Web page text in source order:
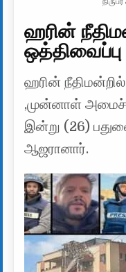
ஹரின்
ஒத்திவைப்பு
ஹரின்
,முன்னாள்
இன்று (26)
ஆஜரானார்.